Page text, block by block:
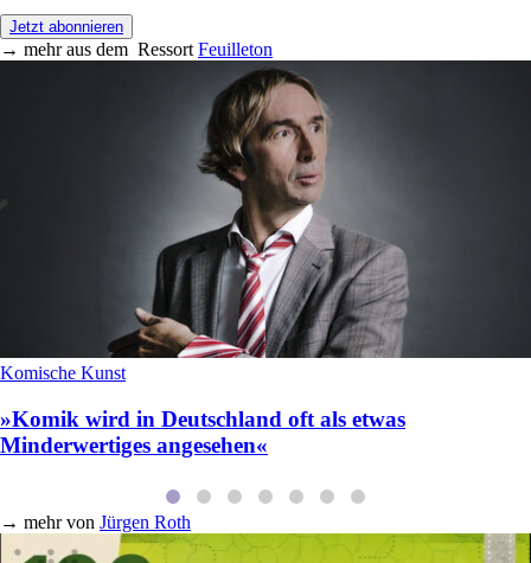
Jetzt abonnieren
→ mehr aus dem Ressort Feuilleton
Komische Kunst
»Komik wird in Deutschland oft als etwas
Minderwertiges angesehen«
→ mehr von Jürgen Roth